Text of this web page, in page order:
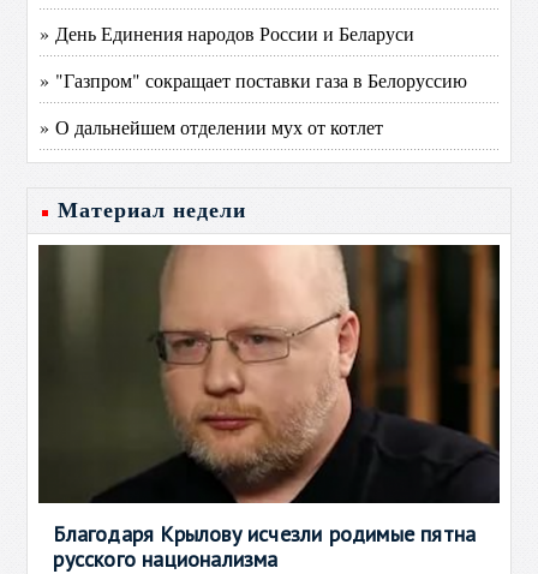
» День Единения народов России и Беларуси
» "Газпром" сокращает поставки газа в Белоруссию
» О дальнейшем отделении мух от котлет
Материал недели
Благодаря Крылову исчезли родимые пятна
русского национализма